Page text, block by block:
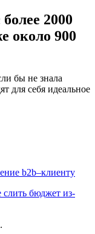
2000
около 900
бы не знала
для себя идеальное
b2b–клиенту
слить бюджет из-